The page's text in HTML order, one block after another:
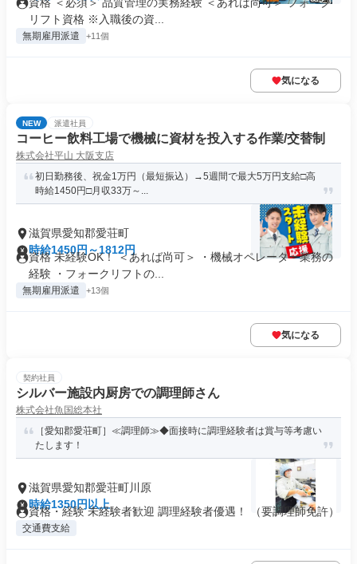
リフト資格 ※入職後の資...
無期雇用派遣 +11個
気になる
NEW 派遣社員
コーヒー飲料工場で機械に資材を投入する作業/交替制
株式会社平山 大阪支店
初日勤務後、祝金1万円（最短振込）→5週間で最大5万円支給□高
時給1450円□月収33万～...
滋賀県愛知郡愛荘町
時給1450円～1812円
資格 未経験OK！ ＜あれば尚可＞ ・機械オペレーター業務の
経験 ・フォークリフトの...
無期雇用派遣 +13個
気になる
契約社員
シルバー施設内厨房での調理師さん
株式会社魚国総本社
［愛知郡愛荘町］≪調理師≫◆面接時に調理経験者は賞与等考慮い
たします！
滋賀県愛知郡愛荘町川原
時給1350円以上
資格・経験 未経験者歓迎 調理経験者優遇！ （要調理師免許）
交通費支給